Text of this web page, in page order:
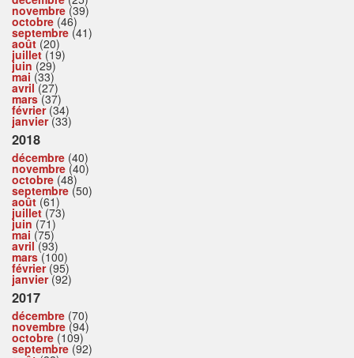
novembre (39)
octobre (46)
septembre (41)
août (20)
juillet(19)
juin (29)
mai (33)
avril(27)
mars(37)
février(34)
janvier(33)
2018
décembre (40)
novembre (40)
octobre (48)
septembre (50)
août (61)
juillet(73)
juin (71)
mai (75)
avril(93)
mars(100)
février(95)
janvier(92)
2017
décembre (70)
novembre (94)
octobre (109)
septembre (92)